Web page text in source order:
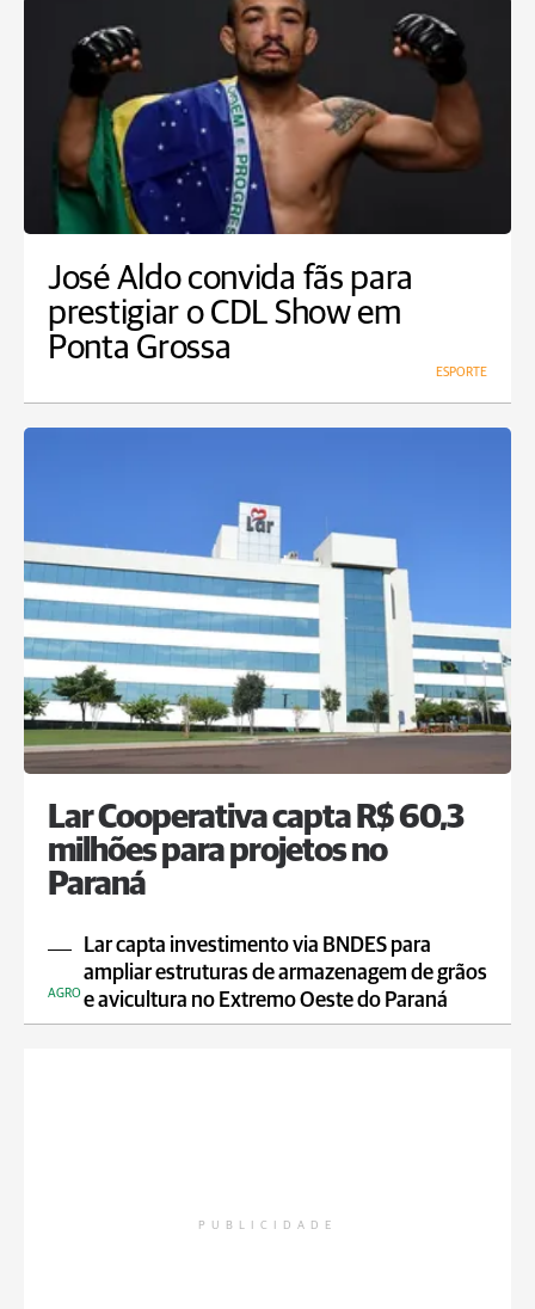
José Aldo convida fãs para
prestigiar o CDL Show em
Ponta Grossa
ESPORTE
Lar Cooperativa capta R$ 60,3
milhões para projetos no
Paraná
Lar capta investimento via BNDES para
ampliar estruturas de armazenagem de grãos
e avicultura no Extremo Oeste do Paraná
AGRO
PUBLICIDADE